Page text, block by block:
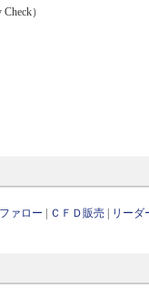
）
ァロー ＣＦＤ販売 リーダ